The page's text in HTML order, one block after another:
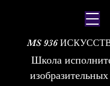
MS 936
Школа